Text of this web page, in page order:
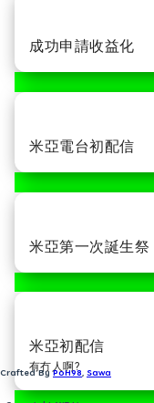
成功申請收益化
米亞電台初配信
米亞第一次誕生祭
米亞初配信
有冇人啊?
Crafted ByPoH98, Sawa